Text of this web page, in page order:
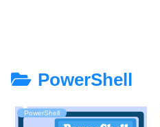
PowerShell
PowerShell